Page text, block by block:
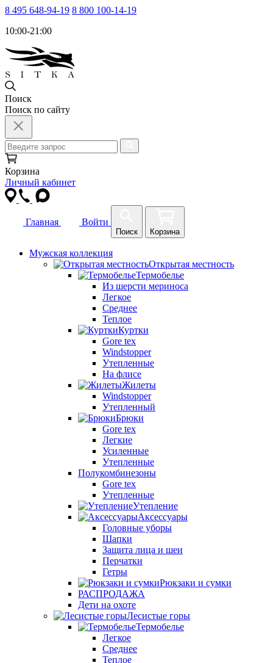
8 495 648-94-19 8 800 100-14-19
10:00-21:00
Поиск
Поиск по сайту
Корзина
Личный кабинет
Главная Войти
Поиск Корзина
Мужская коллекция
Открытая местность
Термобелье
Из шерсти мериноса
Легкое
Среднее
Теплое
Куртки
Gore tex
Windstopper
Утепленные
На флисе
Жилеты
Windstopper
Утепленный
Брюки
Gore tex
Легкие
Усиленные
Утепленные
Полукомбинезоны
Gore tex
Утепленные
Утепление
Аксессуары
Головные уборы
Шапки
Защита лица и шеи
Перчатки
Гетры
Рюкзаки и сумки
РАСПРОДАЖА
Дети на охоте
Лесистые горы
Термобелье
Легкое
Среднее
Теплое